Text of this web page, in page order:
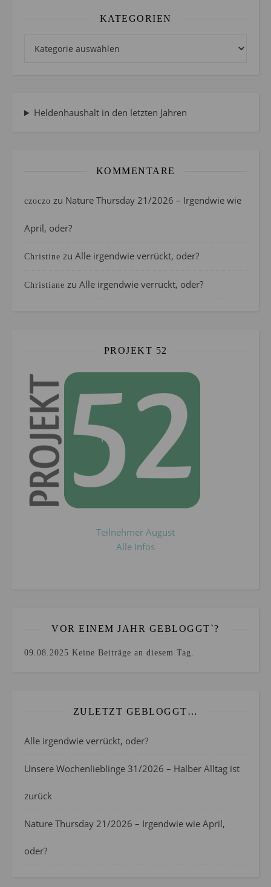
KATEGORIEN
Heldenhaushalt in den letzten Jahren
KOMMENTARE
czoczo zu Nature Thursday 21/2026 – Irgendwie wie
April, oder?
Christine zu Alle irgendwie verrückt, oder?
Christiane zu Alle irgendwie verrückt, oder?
PROJEKT 52
Teilnehmer August
Alle Infos
VOR EINEM JAHR GEBLOGGT`?
09.08.2025 Keine Beiträge an diesem Tag.
ZULETZT GEBLOGGT…
Alle irgendwie verrückt, oder?
Unsere Wochenlieblinge 31/2026 – Halber Alltag ist
zurück
Nature Thursday 21/2026 – Irgendwie wie April,
oder?